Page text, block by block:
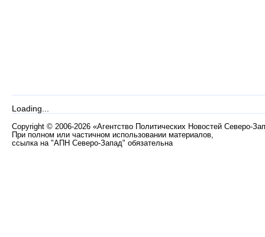
Loading...
Copyright © 2006-2026 «Агентство Политических Новостей Северо-
При полном или частичном использовании материалов,
ссылка на "АПН Северо-Запад" обязательна